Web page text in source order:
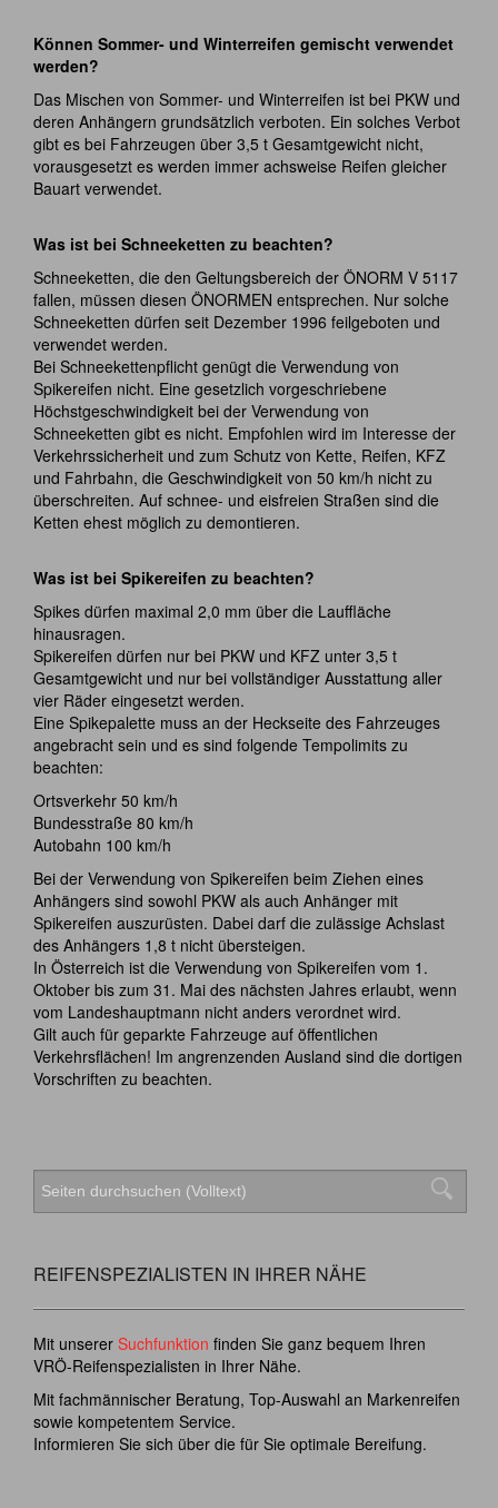
Können Sommer- und Winterreifen gemischt verwendet
werden?
Das Mischen von Sommer- und Winterreifen ist bei PKW und
deren Anhängern grundsätzlich verboten. Ein solches Verbot
gibt es bei Fahrzeugen über 3,5 t Gesamtgewicht nicht,
vorausgesetzt es werden immer achsweise Reifen gleicher
Bauart verwendet.
Was ist bei Schneeketten zu beachten?
Schneeketten, die den Geltungsbereich der ÖNORM V 5117
fallen, müssen diesen ÖNORMEN entsprechen. Nur solche
Schneeketten dürfen seit Dezember 1996 feilgeboten und
verwendet werden.
Bei Schneekettenpflicht genügt die Verwendung von
Spikereifen nicht. Eine gesetzlich vorgeschriebene
Höchstgeschwindigkeit bei der Verwendung von
Schneeketten gibt es nicht. Empfohlen wird im Interesse der
Verkehrssicherheit und zum Schutz von Kette, Reifen, KFZ
und Fahrbahn, die Geschwindigkeit von 50 km/h nicht zu
überschreiten. Auf schnee- und eisfreien Straßen sind die
Ketten ehest möglich zu demontieren.
Was ist bei Spikereifen zu beachten?
Spikes dürfen maximal 2,0 mm über die Lauffläche
hinausragen.
Spikereifen dürfen nur bei PKW und KFZ unter 3,5 t
Gesamtgewicht und nur bei vollständiger Ausstattung aller
vier Räder eingesetzt werden.
Eine Spikepalette muss an der Heckseite des Fahrzeuges
angebracht sein und es sind folgende Tempolimits zu
beachten:
Ortsverkehr 50 km/h
Bundesstraße 80 km/h
Autobahn 100 km/h
Bei der Verwendung von Spikereifen beim Ziehen eines
Anhängers sind sowohl PKW als auch Anhänger mit
Spikereifen auszurüsten. Dabei darf die zulässige Achslast
des Anhängers 1,8 t nicht übersteigen.
In Österreich ist die Verwendung von Spikereifen vom 1.
Oktober bis zum 31. Mai des nächsten Jahres erlaubt, wenn
vom Landeshauptmann nicht anders verordnet wird.
Gilt auch für geparkte Fahrzeuge auf öffentlichen
Verkehrsflächen! Im angrenzenden Ausland sind die dortigen
Vorschriften zu beachten.
REIFENSPEZIALISTEN IN IHRER NÄHE
Mit unserer Suchfunktion finden Sie ganz bequem Ihren
VRÖ-Reifenspezialisten in Ihrer Nähe.
Mit fachmännischer Beratung, Top-Auswahl an Markenreifen
sowie kompetentem Service.
Informieren Sie sich über die für Sie optimale Bereifung.